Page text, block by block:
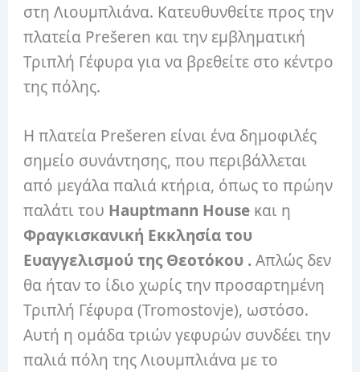
στη Λιουμπλιάνα. Κατευθυνθείτε προς την
πλατεία Prešeren και την εμβληματική
Τριπλή Γέφυρα για να βρεθείτε στο κέντρο
της πόλης.
Η πλατεία Prešeren είναι ένα δημοφιλές
σημείο συνάντησης, που περιβάλλεται
από μεγάλα παλιά κτήρια, όπως το πρώην
παλάτι του Hauptmann House και η
Φραγκισκανική Εκκλησία του
Ευαγγελισμού της Θεοτόκου .Απλώς δεν
θα ήταν το ίδιο χωρίς την προσαρτημένη
Τριπλή Γέφυρα (Tromostovje), ωστόσο.
Αυτή η ομάδα τριών γεφυρών συνδέει την
παλιά πόλη της Λιουμπλιάνα με το